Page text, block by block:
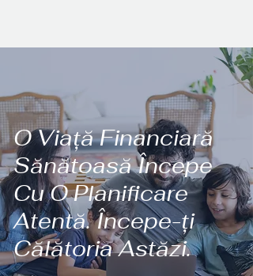
O Viață Financiară
Sănătoasă Începe
Cu O Planificare
Atentă. Începe-ți
Călătoria Astăzi.